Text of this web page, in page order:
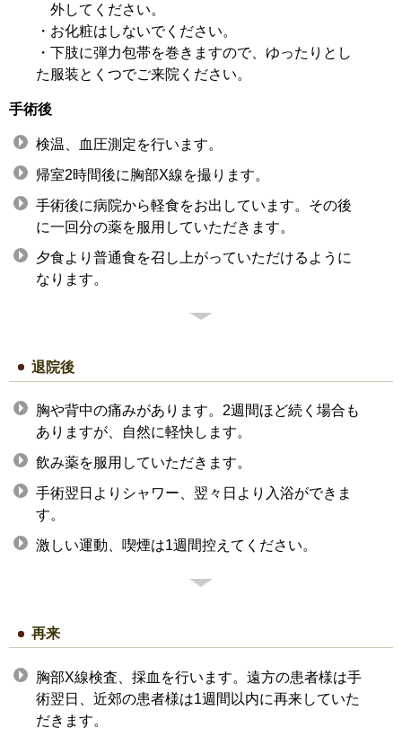
外してください。
・お化粧はしないでください。
・下肢に弾力包帯を巻きますので、ゆったりとし
た服装とくつでご来院ください。
手術後
検温、血圧測定を行います。
帰室2時間後に胸部X線を撮ります。
手術後に病院から軽食をお出しています。その後
に一回分の薬を服用していただきます。
夕食より普通食を召し上がっていただけるように
なります。
退院後
胸や背中の痛みがあります。2週間ほど続く場合も
ありますが、自然に軽快します。
飲み薬を服用していただきます。
手術翌日よりシャワー、翌々日より入浴ができま
す。
激しい運動、喫煙は1週間控えてください。
再来
胸部X線検査、採血を行います。遠方の患者様は手
術翌日、近郊の患者様は1週間以内に再来していた
だきます。